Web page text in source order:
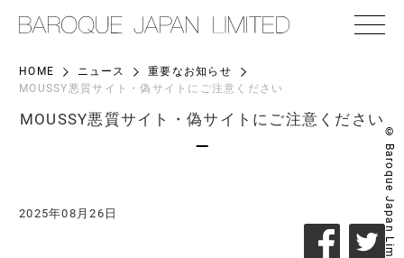
© Baroque Japan Limited.
HOME ニュース
重要なお知らせ
MOUSSY悪質サイト・偽サイトにご注意ください
MOUSSY悪質サイト・偽サイトにご注意ください
2025年08月26日